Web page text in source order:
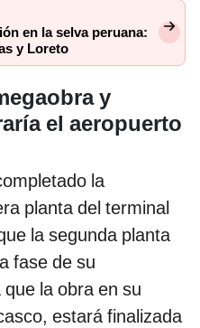
en la selva peruana:
y Loreto
y
el aeropuerto
la
planta del terminal
la segunda planta
fase de su
la obra en su
estará finalizada